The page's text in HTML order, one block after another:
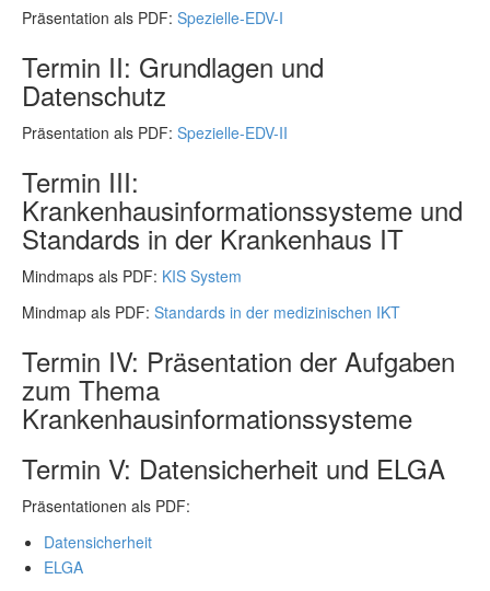
Präsentation als PDF: Spezielle-EDV-I
Termin II: Grundlagen und
Datenschutz
Präsentation als PDF: Spezielle-EDV-II
Termin III:
Krankenhausinformationssysteme und
Standards in der Krankenhaus IT
Mindmaps als PDF: KIS System
Mindmap als PDF: Standards in der medizinischen IKT
Termin IV: Präsentation der Aufgaben
zum Thema
Krankenhausinformationssysteme
Termin V: Datensicherheit und ELGA
Präsentationen als PDF:
Datensicherheit
ELGA